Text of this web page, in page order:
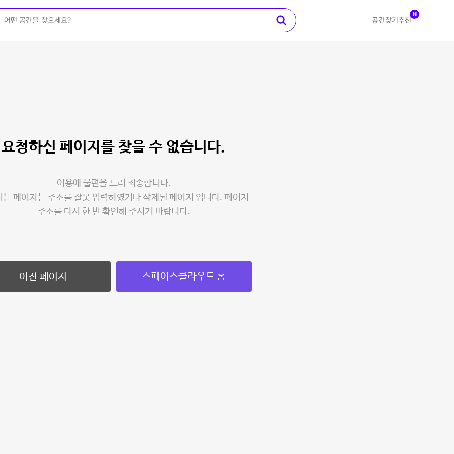
공간찾기 추천
N
요청하신 페이지를 찾을 수 없습니다.
이용에 불편을 드려 죄송합니다.
는 페이지는 주소를 잘못 입력하였거나 삭제된 페이지 입니다. 페이지
주소를 다시 한 번 확인해 주시기 바랍니다.
이전 페이지 스페이스클라우드 홈